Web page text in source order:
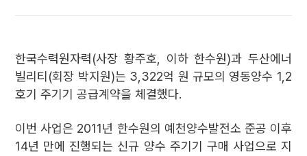
한국수력원자력(사장 황주호, 이하 한수원)과 두산에너
빌리티(회장 박지원)는 3,322억 원 규모의 영동양수 1,2
호기 주기기 공급계약을 체결했다.
이번 사업은 2011년 한수원의 예천양수발전소 준공 이후
14년 만에 진행되는 신규 양수 주기기 구매 사업으로 지